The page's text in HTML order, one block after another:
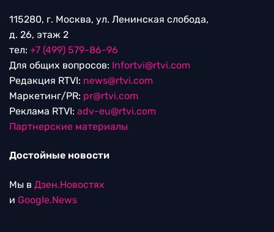
115280, г. Москва, ул. Ленинская слобода,
д. 26, этаж 2
тел: +7 (499) 579-86-96
Для общих вопросов: Infortvi@rtvi.com
Редакция RTVI: news@rtvi.com
Маркетинг/PR: pr@rtvi.com
Реклама RTVI: adv-eu@rtvi.com
Партнерские материалы
Достойные новости
Мы в Дзен.Новостях
и Google.News